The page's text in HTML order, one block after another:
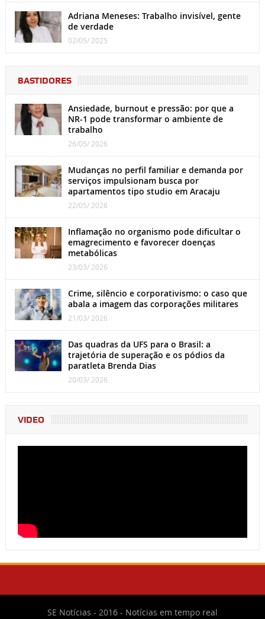
Adriana Meneses: Trabalho invisível, gente
de verdade
02/05/ 2025
BASTIDORES
Ansiedade, burnout e pressão: por que a
NR-1 pode transformar o ambiente de
trabalho
26/05/ 2026
Mudanças no perfil familiar e demanda por
serviços impulsionam busca por
apartamentos tipo studio em Aracaju
22/05/ 2026
Inflamação no organismo pode dificultar o
emagrecimento e favorecer doenças
metabólicas
23/03/ 2026
Crime, silêncio e corporativismo: o caso que
abala a imagem das corporações militares
21/03/ 2026
Das quadras da UFS para o Brasil: a
trajetória de superação e os pódios da
paratleta Brenda Dias
20/03/ 2026
VIDEO
SE Notícias - 2016 - Notícias em tempo real